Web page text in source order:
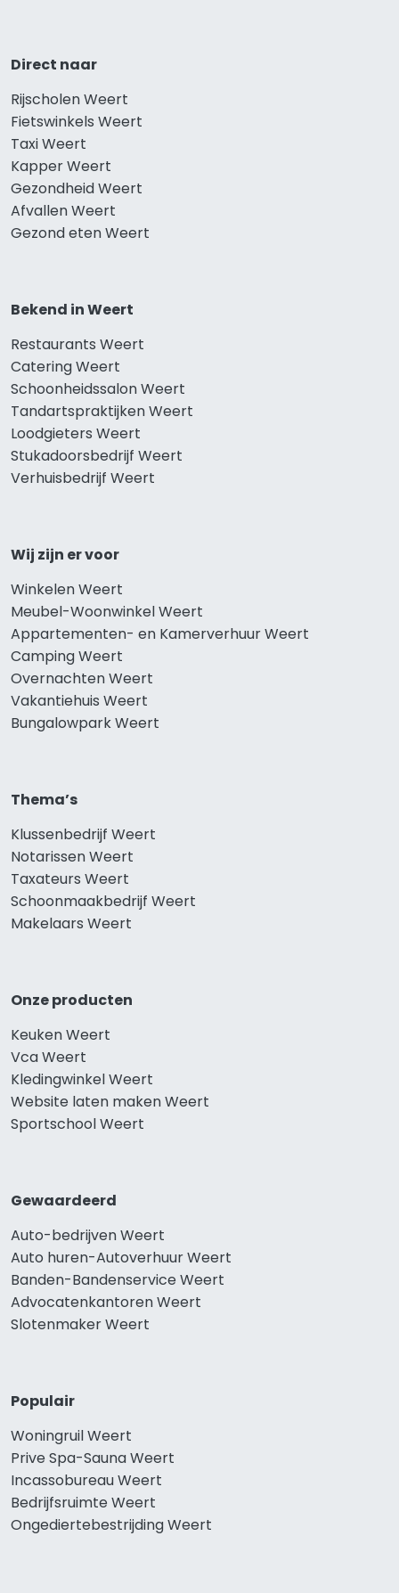
Direct naar
Rijscholen Weert
Fietswinkels Weert
Taxi Weert
Kapper Weert
Gezondheid Weert
Afvallen Weert
Gezond eten Weert
Bekend in Weert
Restaurants Weert
Catering Weert
Schoonheidssalon Weert
Tandartspraktijken Weert
Loodgieters Weert
Stukadoorsbedrijf Weert
Verhuisbedrijf Weert
Wij zijn er voor
Winkelen Weert
Meubel-Woonwinkel Weert
Appartementen- en Kamerverhuur Weert
Camping Weert
Overnachten Weert
Vakantiehuis Weert
Bungalowpark Weert
Thema’s
Klussenbedrijf Weert
Notarissen Weert
Taxateurs Weert
Schoonmaakbedrijf Weert
Makelaars Weert
Onze producten
Keuken Weert
Vca Weert
Kledingwinkel Weert
Website laten maken Weert
Sportschool Weert
Gewaardeerd
Auto-bedrijven Weert
Auto huren-Autoverhuur Weert
Banden-Bandenservice Weert
Advocatenkantoren Weert
Slotenmaker Weert
Populair
Woningruil Weert
Prive Spa-Sauna Weert
Incassobureau Weert
Bedrijfsruimte Weert
Ongediertebestrijding Weert